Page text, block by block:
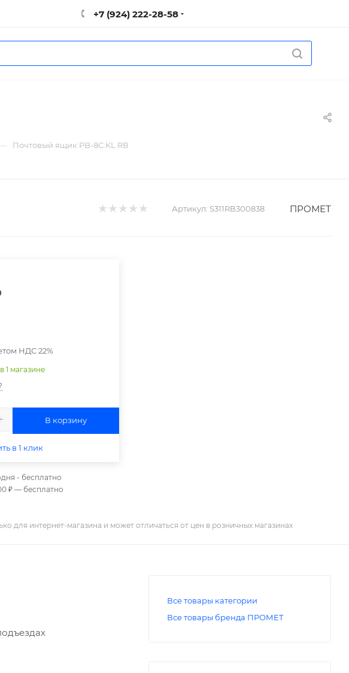
+7 (924) 222-28-58
Почтовый ящик PB-8C.KL RВ
Артикул: S311RB300838 ПРОМЕТ
НДС 22%
в 1 магазине
В корзину
в 1 клик
- бесплатно
₽ — бесплатно
для интернет-магазина и может отличаться от цен в розничных магазинах
Все товары категории
Все товары бренда ПРОМЕТ